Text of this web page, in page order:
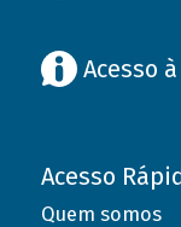
Acesso
Acesso
Quem somos